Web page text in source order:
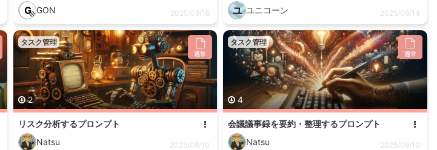
G GON 2025/09/16 ユ ユニコーン 2025/09/14
タスク管理
通常
2
リスク分析するプロンプト
Natsu
2025/09/10
タスク管理
通常
4
会議議事録を要約・整理するプロンプト
Natsu
2025/09/10